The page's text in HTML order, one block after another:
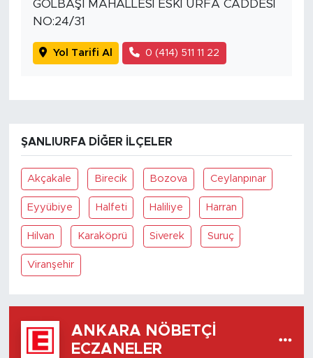
GÖLBAŞI MAHALLESİ ESKİ URFA CADDESİ
NO:24/31
Yol Tarifi Al 0 (414) 511 11 22
ŞANLIURFA DIĞER İLÇELER
Akçakale Birecik Bozova Ceylanpınar
Eyyübiye Halfeti Haliliye Harran
Hilvan Karaköprü Siverek Suruç
Viranşehir
ANKARA NÖBETÇI
ECZANELER